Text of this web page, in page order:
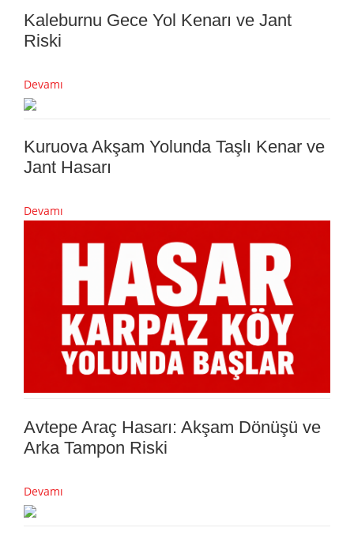
Kaleburnu Gece Yol Kenarı ve Jant
Riski
Devamı
Kuruova Akşam Yolunda Taşlı Kenar ve
Jant Hasarı
Devamı
Avtepe Araç Hasarı: Akşam Dönüşü ve
Arka Tampon Riski
Devamı